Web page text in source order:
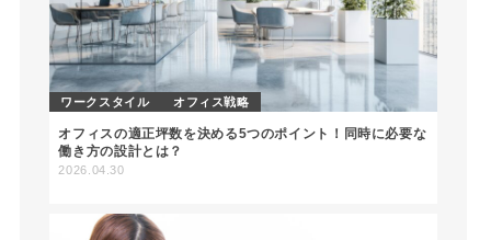
ワークスタイル オフィス戦略
オフィスの適正坪数を決める5つのポイント！同時に必要な
働き方の設計とは？
2026.04.30